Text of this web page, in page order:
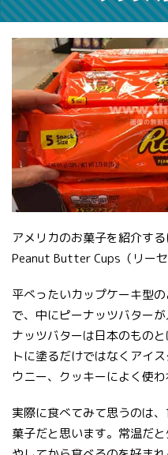
アメリカのお菓子を紹介す
Peanut Butter Cups（リー
平べったいカップケーキ型
で、中にピーナッツバター
ナッツバターは日本のもの
トに塗るだけではなくアイ
ウニー、クッキーによく使
実際に食べてみて思うのは
菓子だと思います。常温だ